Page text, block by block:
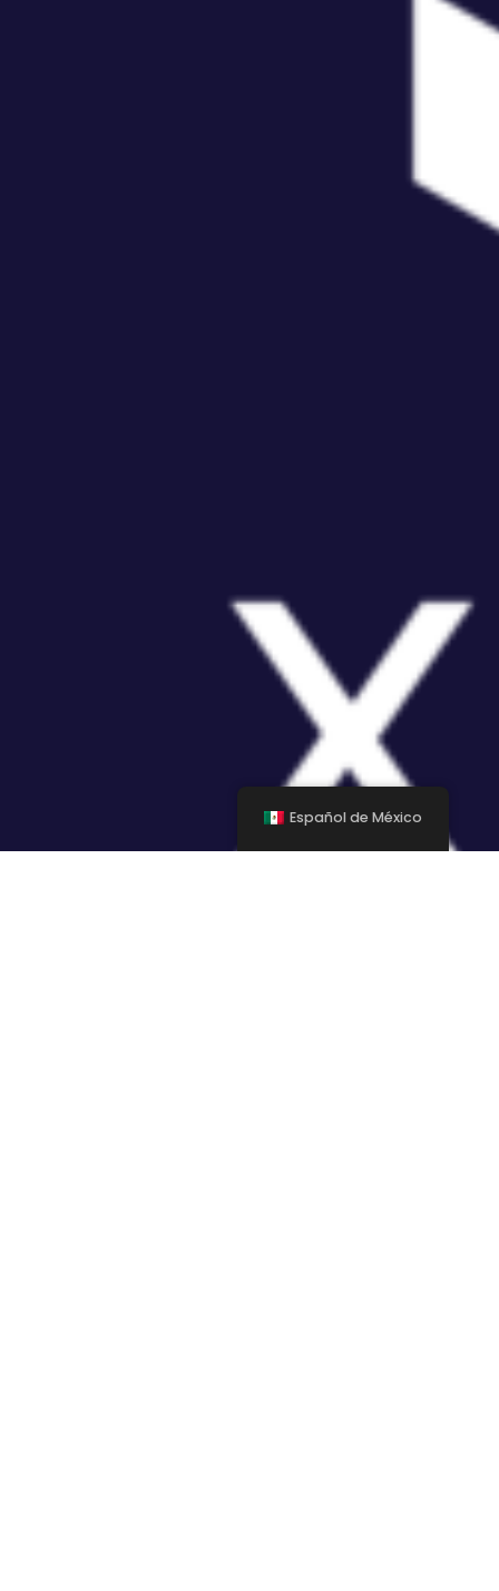
Español de México